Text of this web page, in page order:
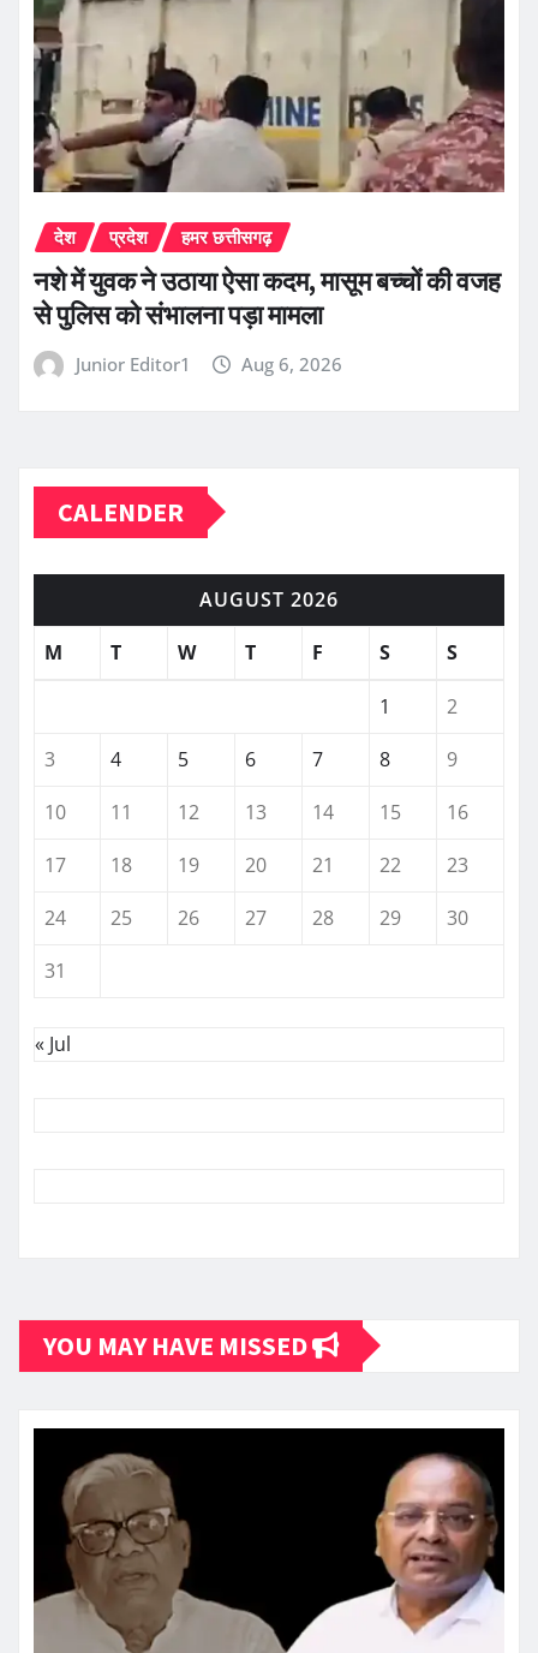
देश प्रदेश हमर छत्तीसगढ़
नशे में युवक ने उठाया ऐसा कदम, मासूम बच्चों की वजह
से पुलिस को संभालना पड़ा मामला
Junior Editor1 Aug 6, 2026
CALENDER
AUGUST 2026
M
T W T F S S
1
2
3
4 5 6 7 8
9
10
11 12 13 14 15
16
17
18 19 20 21 22
23
24
25 26 27 28 29
30
31
« Jul
YOU MAY HAVE MISSED